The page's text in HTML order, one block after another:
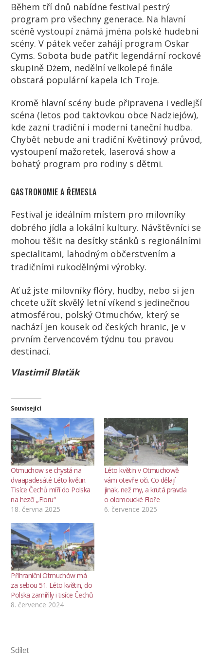
Během tří dnů nabídne festival pestrý
program pro všechny generace. Na hlavní
scéně vystoupí známá jména polské hudební
scény.V pátek večer zahájí program Oskar
Cyms. Sobota bude patřit legendární rockové
skupině Dżem, nedělní velkolepé finále
obstará populární kapela Ich Troje.
Kromě hlavní scény bude připravena i vedlejší
scéna (letos pod taktovkou obce Nadziejów),
kde zazní tradiční i moderní taneční hudba.
Chybět nebude ani tradiční Květinový průvod,
vystoupení mažoretek, laserová show a
bohatý program pro rodiny s dětmi.
GASTRONOMIE A ŘEMESLA
Festival je ideálním místem pro milovníky
dobrého jídla a lokální kultury. Návštěvníci se
mohou těšit na desítky stánků s regionálními
specialitami, lahodným občerstvením a
tradičními rukodělnými výrobky.
Ať už jste milovníky flóry, hudby, nebo si jen
chcete užít skvělý letní víkend s jedinečnou
atmosférou, polský Otmuchów, který se
nachází jen kousek od českých hranic, je v
prvním červencovém týdnu tou pravou
destinací.
Vlastimil Blaťák
Související
Otmuchow se chystá na
dvaapadesáté Léto květin.
Tisíce Čechů míří do Polska
na hezčí „Floru“
18. června 2025
Léto květin v Otmuchowě
vám otevře oči. Co dělají
jinak, než my, a krutá pravda
o olomoucké Floře
6. července 2025
Příhraniční Otmuchów má
za sebou 51. Léto květin, do
Polska zamířily i tisíce Čechů
8. července 2024
Sdílet